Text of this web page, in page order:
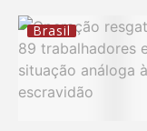
Brasil